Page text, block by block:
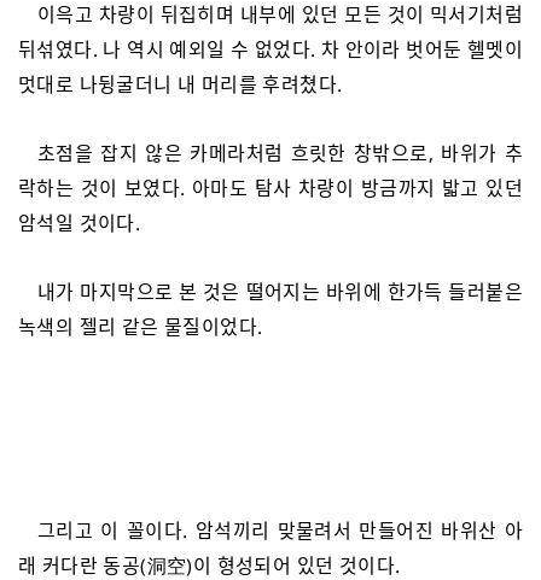
이윽고 차량이 뒤집히며 내부에 있던 모든 것이 믹서기처럼
뒤섞였다. 나 역시 예외일 수 없었다. 차 안이라 벗어둔 헬멧이
멋대로 나뒹굴더니 내 머리를 후려쳤다.
초점을 잡지 않은 카메라처럼 흐릿한 창밖으로, 바위가 추
락하는 것이 보였다. 아마도 탐사 차량이 방금까지 밟고 있던
암석일 것이다.
내가 마지막으로 본 것은 떨어지는 바위에 한가득 들러붙은
녹색의 젤리 같은 물질이었다.
그리고 이 꼴이다. 암석끼리 맞물려서 만들어진 바위산 아
래 커다란 동공(洞空)이 형성되어 있던 것이다.